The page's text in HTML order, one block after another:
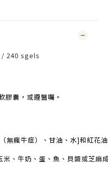
/ 240 sgels
膠囊，或遵醫囑。
無瘋牛症）、甘油、水]和紅花
米、牛奶、蛋、魚、貝類或芝麻